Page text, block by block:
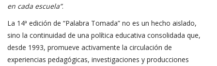
en cada escuela”.
La 14ª edición de “Palabra Tomada” no es un hecho aislado,
sino la continuidad de una política educativa consolidada que,
desde 1993, promueve activamente la circulación de
experiencias pedagógicas, investigaciones y producciones